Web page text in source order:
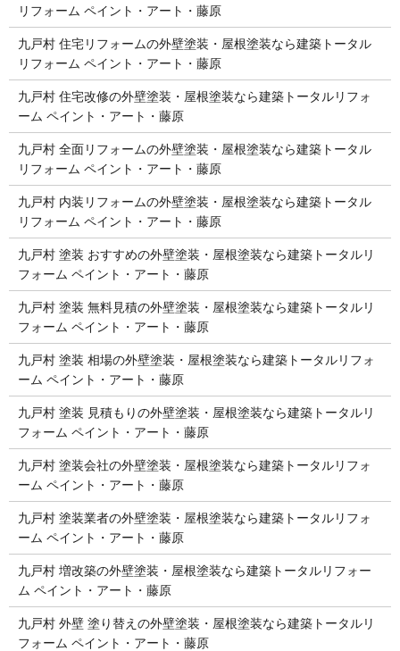
リフォーム ペイント・アート・藤原
九戸村 住宅リフォームの外壁塗装・屋根塗装なら建築トータル
リフォーム ペイント・アート・藤原
九戸村 住宅改修の外壁塗装・屋根塗装なら建築トータルリフォ
ーム ペイント・アート・藤原
九戸村 全面リフォームの外壁塗装・屋根塗装なら建築トータル
リフォーム ペイント・アート・藤原
九戸村 内装リフォームの外壁塗装・屋根塗装なら建築トータル
リフォーム ペイント・アート・藤原
九戸村 塗装 おすすめの外壁塗装・屋根塗装なら建築トータルリ
フォーム ペイント・アート・藤原
九戸村 塗装 無料見積の外壁塗装・屋根塗装なら建築トータルリ
フォーム ペイント・アート・藤原
九戸村 塗装 相場の外壁塗装・屋根塗装なら建築トータルリフォ
ーム ペイント・アート・藤原
九戸村 塗装 見積もりの外壁塗装・屋根塗装なら建築トータルリ
フォーム ペイント・アート・藤原
九戸村 塗装会社の外壁塗装・屋根塗装なら建築トータルリフォ
ーム ペイント・アート・藤原
九戸村 塗装業者の外壁塗装・屋根塗装なら建築トータルリフォ
ーム ペイント・アート・藤原
九戸村 増改築の外壁塗装・屋根塗装なら建築トータルリフォー
ム ペイント・アート・藤原
九戸村 外壁 塗り替えの外壁塗装・屋根塗装なら建築トータルリ
フォーム ペイント・アート・藤原